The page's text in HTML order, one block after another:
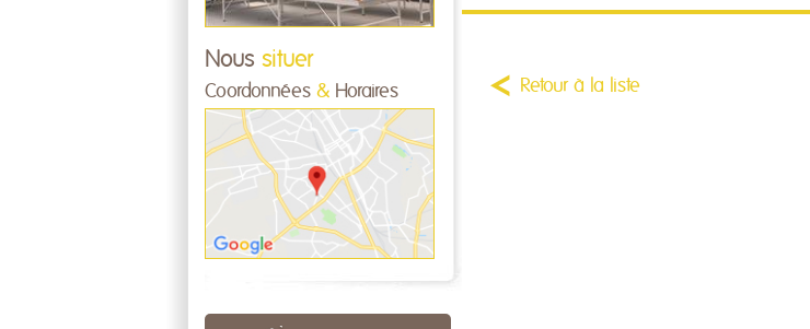
Nous situer
Coordonnées & Horaires Retour à la liste